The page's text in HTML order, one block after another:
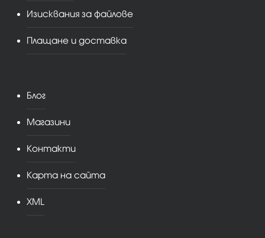
Изисквания за файлове
Плащане и доставка
Блог
Магазини
Контакти
Карта на сайта
XML